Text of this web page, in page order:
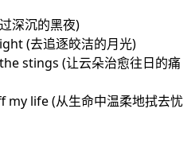
深沉的黑夜)
(去追逐皎洁的月光)
stings (让云朵治愈往日的痛
life (从生命中温柔地拭去忧